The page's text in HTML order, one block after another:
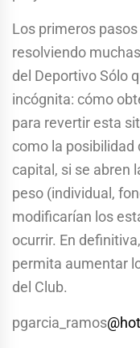
Los primeros
resolviendo
del Deportivo Sólo
incógnita: cómo
para revertir esta
como la posibilidad
capital, si se abren
peso (individual,
modificarían los
ocurrir. En
permita aumentar
del Club.
pgarcia_ramos